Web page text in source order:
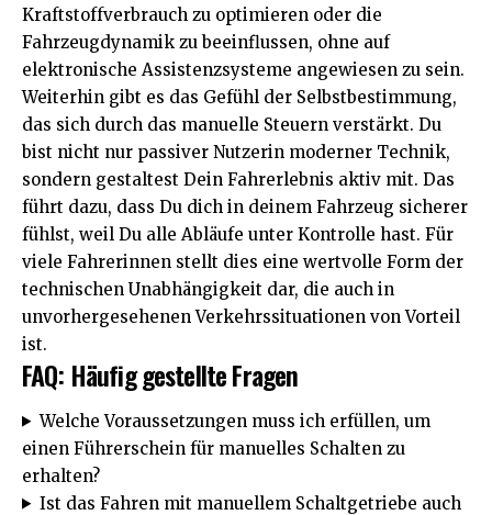
Kraftstoffverbrauch zu optimieren oder die
Fahrzeugdynamik zu beeinflussen, ohne auf
elektronische Assistenzsysteme angewiesen zu sein.
Weiterhin gibt es das Gefühl der Selbstbestimmung,
das sich durch das manuelle Steuern verstärkt. Du
bist nicht nur passiver Nutzerin moderner Technik,
sondern gestaltest Dein Fahrerlebnis aktiv mit. Das
führt dazu, dass Du dich in deinem Fahrzeug sicherer
fühlst, weil Du alle Abläufe unter Kontrolle hast. Für
viele Fahrerinnen stellt dies eine wertvolle Form der
technischen Unabhängigkeit dar, die auch in
unvorhergesehenen Verkehrssituationen von Vorteil
ist.
FAQ: Häufig gestellte Fragen
Welche Voraussetzungen muss ich erfüllen, um
einen Führerschein für manuelles Schalten zu
erhalten?
Ist das Fahren mit manuellem Schaltgetriebe auch